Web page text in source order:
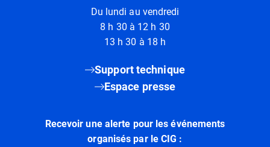
Du lundi au vendredi
8 h 30 à 12 h 30
13 h 30 à 18 h
Support technique
Espace presse
Recevoir une alerte pour les événements
organisés par le CIG :